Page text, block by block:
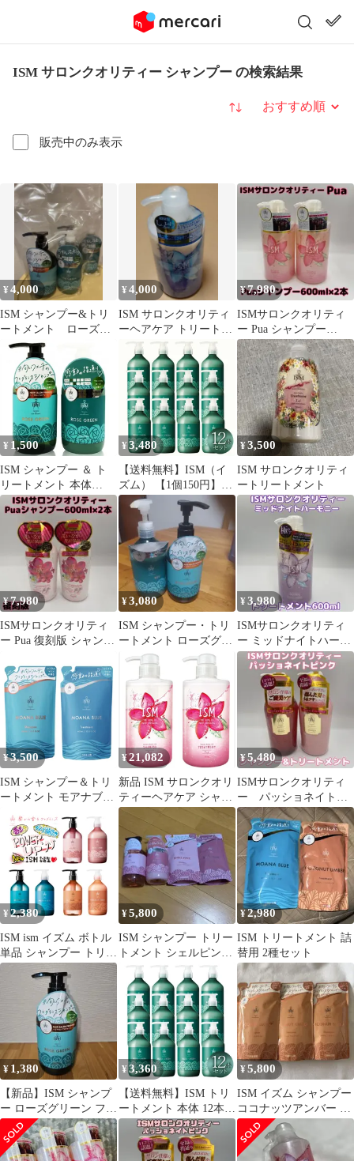
ISM サロンクオリティー シャンプー の検索結果
販売中のみ表示
並び替え
¥4,000
ISM シャンプー&トリ
ートメント ローズグ
リーン セット 各2本
¥4,000
ISM サロンクオリティ
ーヘアケア トリートメ
ント アクアブルー
¥7,980
ISMサロンクオリティ
ー Pua シャンプー
600ml 2本セット
¥ 1,500
ISM シャンプー ＆ ト
リートメント 本体
490mlセット ローズグ
リーン[0077_0084] 佐川
急便
¥3,480
【送料無料】ISM（イ
ズム） 【1個150円】
ISM トリートメント 本
体 12本 セット ローズ
グリーン 490ml 大容量
ヘアケア サロン品質 髪
のダメージ補修 保湿ケ
ア 80S◇ ISM コー
ド:50305
¥3,500
ISM サロンクオリティ
ートリートメント
¥7,980
ISMサロンクオリティ
ー Pua 復刻版 シャンプ
¥3,080
ISM シャンプー・トリ
ートメント ローズグリ
ーン♡
¥3,980
ISMサロンクオリティ
ー ミッドナイトハーモ
ニー トリートメント
600ml
¥3,500
ISM シャンプー＆トリ
ートメント モアナブル
¥21,082
新品 ISM サロンクオリ
ティーヘアケア シャン
プー トリートメント セ
ット プア
¥5,480
ISMサロンクオリティ
ー パッショネイトピ
ンク シャンプー&ト
リートメント
¥2,380
ISM ism イズム ボトル
単品 シャンプー トリー
トメント ヘアケア リニ
ューアル
¥5,800
ISM シャンプー トリー
トメント シェルピンク
本体詰め替えセット
¥2,980
ISM トリートメント 詰
替用 2種セット
¥ 1,380
【新品】ISM シャンプ
ー ローズグリーン フロ
ーラルローズの香り サ
ロン品質
¥ 3,360
【送料無料】ISM トリ
ートメント 本体 12本
セット ローズグリーン
490ml 大容量 ヘアケア
サロン品質 髪のダメー
¥5,800
ISM イズム シャンプー
ココナッツアンバー 詰
め替え 詰替 詰替え 3セ
ット